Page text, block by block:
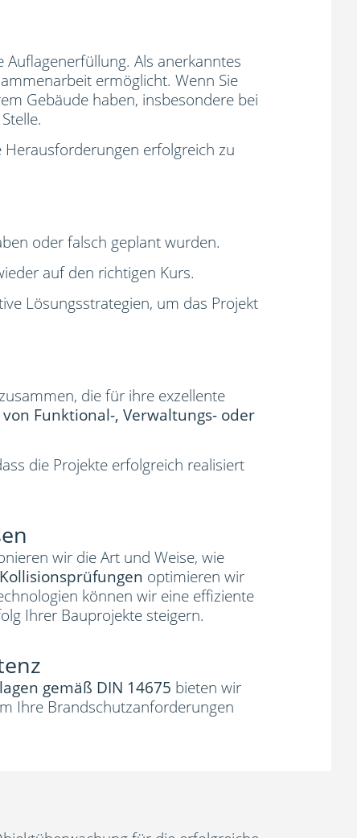
Als anerkanntes
ermöglicht. Wenn Sie
Gebäude haben, insbesondere bei
erfolgreich zu
oder falsch geplant wurden.
auf den richtigen Kurs.
Lösungsstrategien, um das Projekt
die für ihre exzellente
Funktional-, Verwaltungs- oder
die Projekte erfolgreich realisiert
wir die Art und Weise, wie
optimieren wir
können wir eine effiziente
Ihrer Bauprojekte steigern.
gemäß DIN 14675 bieten wir
Ihre Brandschutzanforderungen